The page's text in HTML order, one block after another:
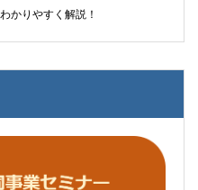
かりやすく解説！